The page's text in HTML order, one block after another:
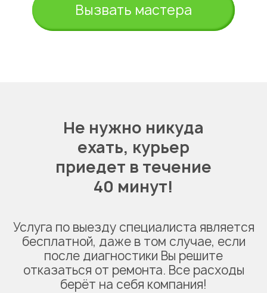
Вызвать мастера
Не нужно никуда
ехать, курьер
приедет в течение
40 минут!
Услуга по выезду специалиста является
бесплатной, даже в том случае, если
после диагностики Вы решите
отказаться от ремонта. Все расходы
берёт на себя компания!